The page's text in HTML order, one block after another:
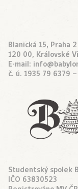
Blanická 15, Praha 2
120 00, Královské
E-mail:
č. ú. 1935 79 6379
Studentský spolek
IČO 63830523